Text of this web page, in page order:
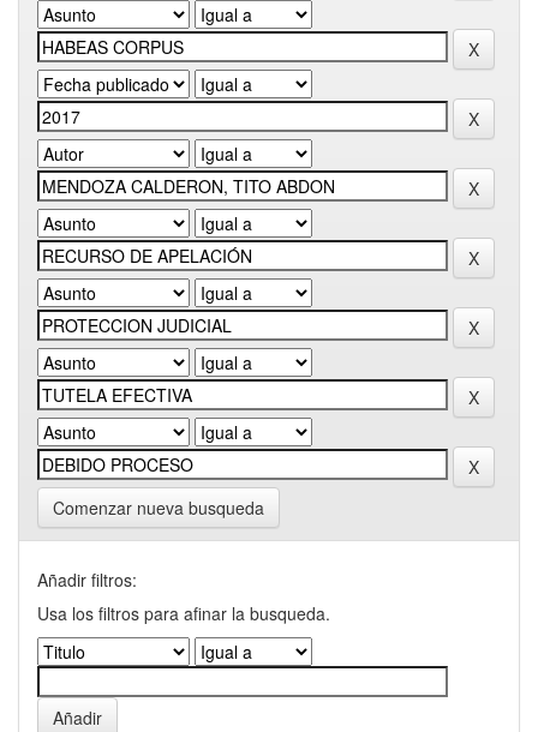
Comenzar nueva busqueda
Añadir filtros:
Usa los filtros para afinar la busqueda.